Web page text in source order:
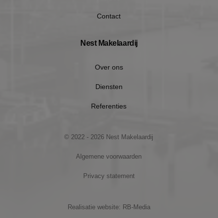
Contact
Nest Makelaardij
Over ons
Diensten
Referenties
© 2022 - 2026 Nest Makelaardij
Algemene voorwaarden
Privacy statement
Realisatie website: RB-Media